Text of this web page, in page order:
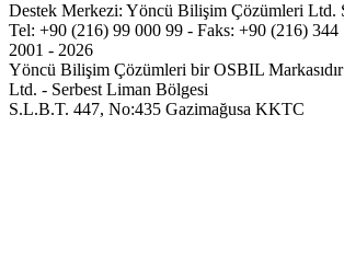
Destek Merkezi: Yöncü Bilişim Çözümleri Ltd.
Tel: +90 (216) 99 000 99 - Faks: +90 (216) 344
2001 - 2026
Yöncü Bilişim Çözümleri bir OSBIL Markasıdır
Ltd. - Serbest Liman Bölgesi
S.L.B.T. 447, No:435 Gazimağusa KKTC